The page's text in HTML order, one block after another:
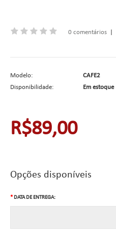
0 comentários
Modelo:
CAFE2
Disponibilidade:
Em estoque
R$89,00
Opções disponíveis
DATA DE ENTREGA: